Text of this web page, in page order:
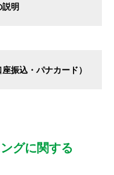
明
振込・パナカード）
グに関する